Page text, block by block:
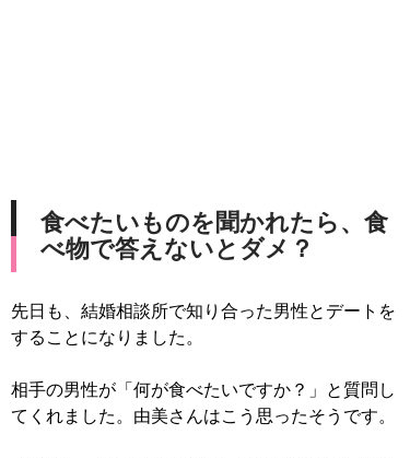
食べたいものを聞かれたら、食
べ物で答えないとダメ？
先日も、結婚相談所で知り合った男性とデートを
することになりました。
相手の男性が「何が食べたいですか？」と質問し
てくれました。由美さんはこう思ったそうです。